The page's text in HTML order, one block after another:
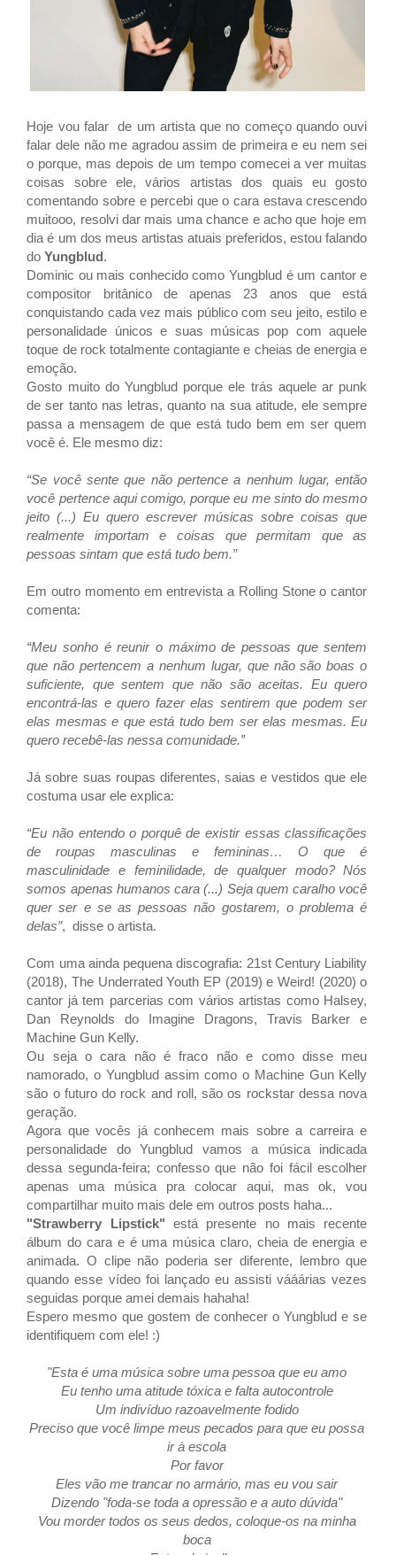
Hoje vou falar de um artista que no começo quandoouvi
falar dele não me agradou assim de primeira e eu nem sei
o porque, mas depois de um tempo comecei a ver muitas
coisas sobre ele, vários artistas dos quais eu gosto
comentando sobre e percebi que o cara estava crescendo
muitooo, resolvi dar mais uma chance e acho que hoje em
dia é um dos meus artistas atuais preferidos, estou falando
doYungblud.
Dominic ou mais conhecido como Yungblud é um cantor e
compositor britânico de apenas 23 anos que está
conquistando cada vez mais público com seu jeito, estilo e
personalidade únicos e suas músicas pop com aquele
toque de rock totalmente contagiante e cheias de energia e
emoção.
Gosto muito do Yungblud porque ele trás aquele ar punk
de ser tanto nas letras, quanto na sua atitude, ele sempre
passa a mensagem de que está tudo bem em ser quem
você é. Ele mesmo diz:
“Se você sente que não pertence a nenhum lugar, então
você pertence aqui comigo, porque eu me sinto do mesmo
jeito (...) Eu quero escrever músicas sobre coisas que
realmente importam e coisas que permitam que as
pessoas sintam que está tudo bem.”
Em outro momento em entrevista a Rolling Stone o cantor
comenta:
“Meu sonho é reunir o máximo de pessoas que sentem
que não pertencem a nenhum lugar, que não são boas o
suficiente, que sentem que não são aceitas. Eu quero
encontrá-las e quero fazer elas sentirem que podem ser
elas mesmas e que está tudo bem ser elas mesmas. Eu
quero recebê-las nessa comunidade.”
Já sobre suas roupas diferentes, saias e vestidos que ele
costuma usar ele explica:
“Eu não entendo o porquê de existir essas classificações
de roupas masculinas e femininas… O que é
masculinidade e feminilidade, de qualquer modo? Nós
somos apenas humanos cara (...) Seja quem caralho você
quer ser e se as pessoas não gostarem, o problema é
delas”, disse o artista.
Com uma ainda pequena discografia: 21st Century Liability
(2018), The Underrated Youth EP (2019) e Weird! (2020) o
cantor já tem parcerias com vários artistas como Halsey,
Dan Reynolds do Imagine Dragons, Travis Barker e
Machine Gun Kelly.
Ou seja o cara não é fraco não e como disse meu
namorado, o Yungbludassim como o Machine Gun Kelly
são o futuro do rock and roll, são os rockstar dessa nova
geração.
Agora que vocês já conhecem mais sobre a carreira e
personalidade doYungblud vamos a música indicada
dessa segunda-feira; confesso que não foi fácil escolher
apenas uma música pra colocar aqui, mas ok, vou
compartilhar muito mais dele em outros posts haha...
"Strawberry Lipstick" está presente no mais recente
álbum do cara e é uma música claro, cheia de energia e
animada. O clipe não poderia ser diferente, lembro que
quando esse vídeo foi lançado eu assisti vááárias vezes
seguidas porque amei demais hahaha!
Espero mesmo que gostem de conhecer oYungblud e se
identifiquem com ele! :)
"Esta é uma música sobre uma pessoa que eu amo
Eu tenho uma atitude tóxica e falta autocontrole
Um indivíduo razoavelmente fodido
Preciso que você limpe meus pecados para que eu possa
ir à escola
Por favor
Eles vão me trancar no armário, mas eu vou sair
Dizendo "foda-se toda a opressão e a auto dúvida"
Vou morder todos os seus dedos, coloque-os na minha
boca